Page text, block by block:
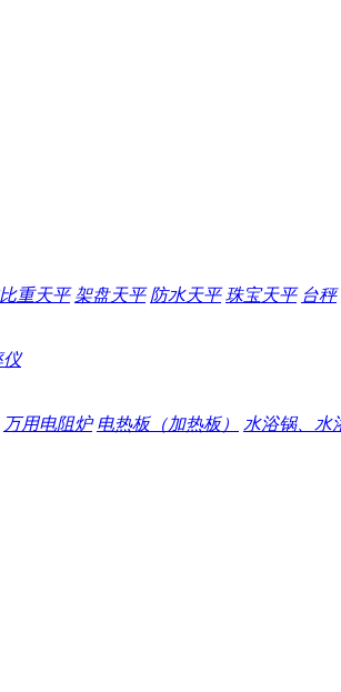
重天平 架盘天平 防水天平 珠宝天平 台秤
仪
万用电阻炉 电热板（加热板） 水浴锅、水